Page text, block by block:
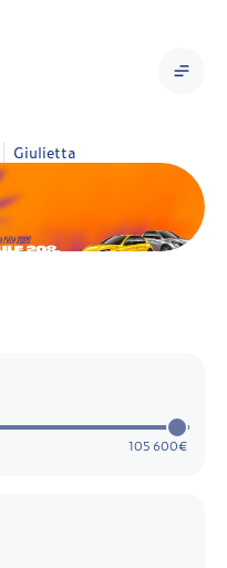
Giulietta
105 600€